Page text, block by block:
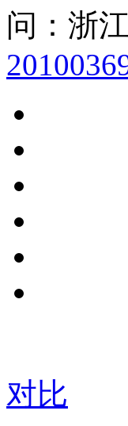
问：浙
对比